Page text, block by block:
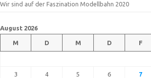
Wir sind auf der Faszination Modellbahn 2020
August 2026
M D M D F
3 4 5 6 7